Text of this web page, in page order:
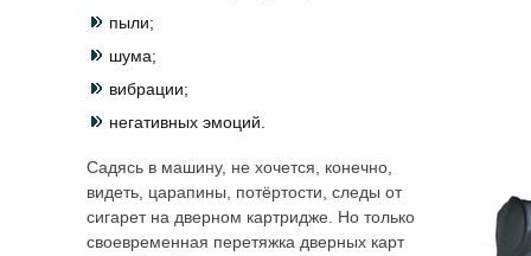
пыли;
шума;
вибрации;
негативных эмоций.
Садясь в машину, не хочется, конечно,
видеть, царапины, потёртости, следы от
сигарет на дверном картридже. Но только
своевременная перетяжка дверных карт